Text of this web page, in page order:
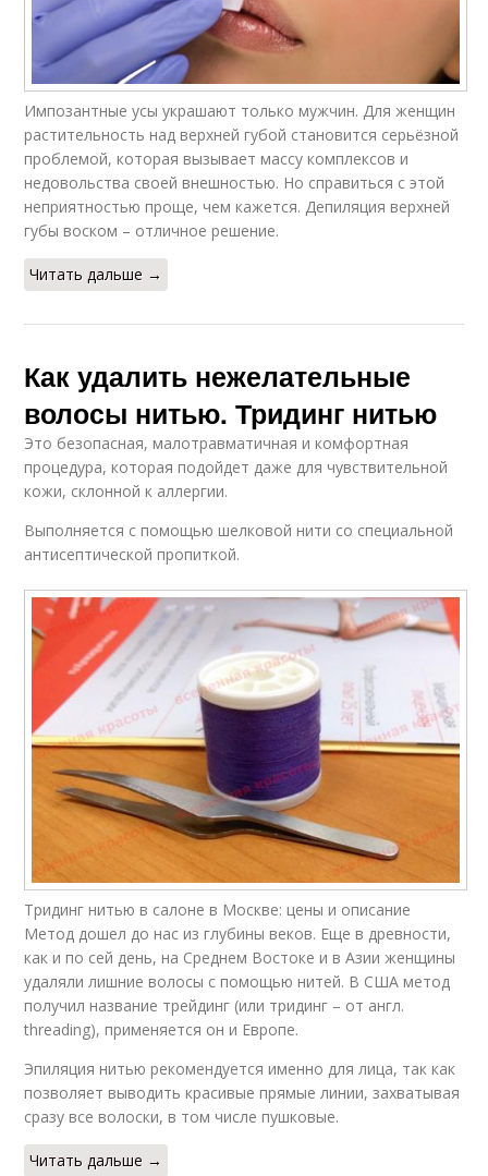
Импозантные усы украшают только мужчин. Для женщин
растительность над верхней губой становится серьёзной
проблемой, которая вызывает массу комплексов и
недовольства своей внешностью. Но справиться с этой
неприятностью проще, чем кажется. Депиляция верхней
губы воском – отличное решение.
Читать дальше →
Как удалить нежелательные
волосы нитью. Тридинг нитью
Это безопасная, малотравматичная и комфортная
процедура, которая подойдет даже для чувствительной
кожи, склонной к аллергии.
Выполняется с помощью шелковой нити со специальной
антисептической пропиткой.
Тридинг нитью в салоне в Москве: цены и описание
Метод дошел до нас из глубины веков. Еще в древности,
как и по сей день, на Среднем Востоке и в Азии женщины
удаляли лишние волосы с помощью нитей. В США метод
получил название трейдинг (или тридинг – от англ.
threading), применяется он и Европе.
Эпиляция нитью рекомендуется именно для лица, так как
позволяет выводить красивые прямые линии, захватывая
сразу все волоски, в том числе пушковые.
Читать дальше →